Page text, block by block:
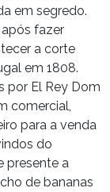
em segredo.
fazer
a corte
em 1808.
por El Rey Dom
comercial,
para a venda
do
presente a
de bananas